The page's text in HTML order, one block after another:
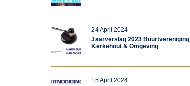
24 April 2024
Jaarverslag 2023 Buurtvereniging
Kerkehout & Omgeving
15 April 2024